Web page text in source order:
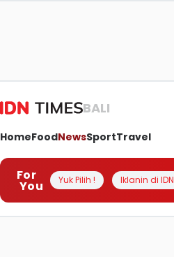
BALI
HomeFoodNewsSportTravel
For
You Yuk Pilih ! Iklanin di IDN